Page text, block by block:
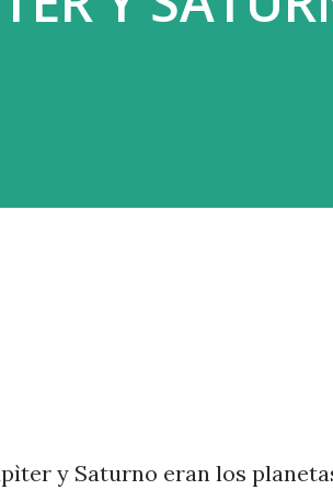
ayuda, sino que acapara
y Saturno eran los